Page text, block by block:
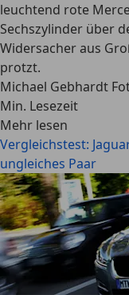
leuchtend rote
Sechszylinder über
Widersacher aus
protzt.
Michael Gebhardt
Min. Lesezeit
Mehr lesen
Vergleichstest:
ungleiches Paar